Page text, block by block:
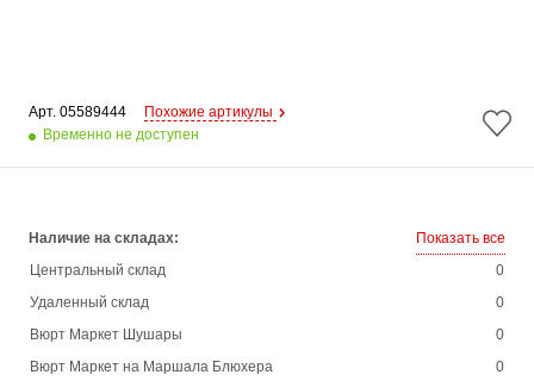
Арт. 05589444
Похожие артикулы
Временно не доступен
Наличие на складах:
Показать все
Центральный склад
0
Удаленный склад
0
Вюрт Маркет Шушары
0
Вюрт Маркет на Маршала Блюхера
0